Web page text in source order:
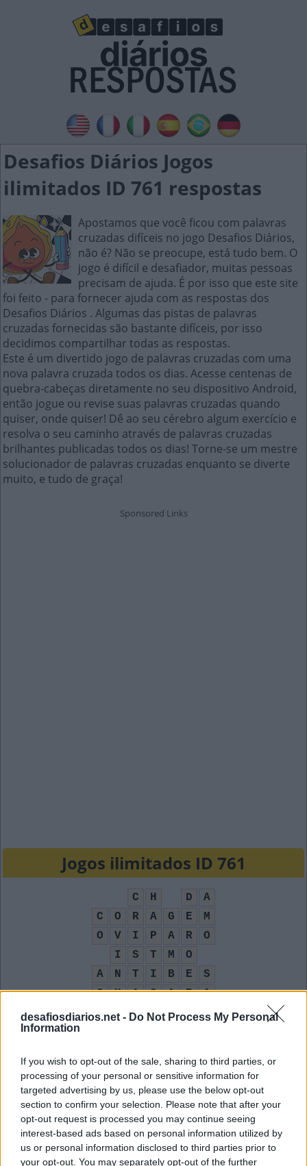
desafiosdiarios.net - Do Not Process My Personal
Information
If you wish to opt-out of the sale, sharing to third parties, or
processing of your personal or sensitive information for
targeted advertising by us, please use the below opt-out
section to confirm your selection. Please note that after your
opt-out request is processed you may continue seeing
interest-based ads based on personal information utilized by
us or personal information disclosed to third parties prior to
your opt-out. You may separately opt-out of the further
Desafios Diários Jogos
ilimitados ID 761 respostas
Apostamos que você ficou com palavras
cruzadas difíceis no jogo Desafios Diários,
não é? Não se preocupe, está tudo bem. O
jogo é difícil e desafiador, muitas pessoas
precisam de ajuda. É por isso que este site
foi feito - para fornecer ajuda com as respostas dos
Desafios Diários . Algumas das pistas de palavras
cruzadas fornecidas são bastante difíceis, por isso
decidimos compartilhar todas as respostas.
Este é um divertido jogo de palavras cruzadas com uma
nova palavra cruzada todos os dias. Acesse centenas de
quebra-cabeças diretamente no seu dispositivo Android,
então jogue ou revise suas palavras cruzadas quando
quiser, onde quiser! Dê ao seu cérebro algum exercício e
resolva o seu caminho através de palavras cruzadas
brilhantes publicadas todos os dias! Torne-se um mestre
solucionador de palavras cruzadas enquanto se diverte
muito, e tudo de graça!
Jogos ilimitados ID 761
C H D
A
C
O R A G E
M
O
V I P A R
O
I
S T M
O
A
N T I B E
S
C
H A C A R
A
E
O O S
Prefixo que significa junção, união
C
O
De Do Do Do, De Da Da __, hit do trio The Police:
D
A
__ Ventura, personagem que lançou Jim Carrey :